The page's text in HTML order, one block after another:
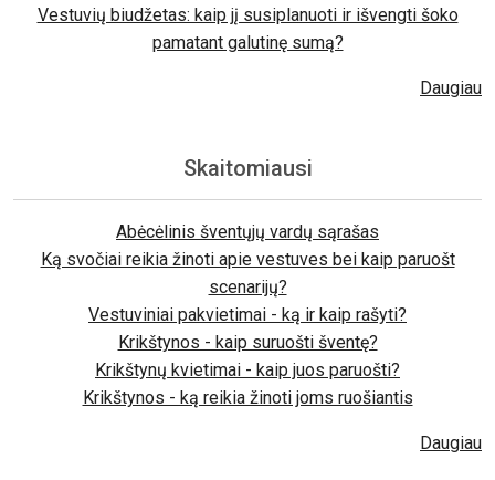
Vestuvių biudžetas: kaip jį susiplanuoti ir išvengti šoko
pamatant galutinę sumą?
Daugiau
Skaitomiausi
Abėcėlinis šventųjų vardų sąrašas
Ką svočiai reikia žinoti apie vestuves bei kaip paruošt
scenarijų?
Vestuviniai pakvietimai - ką ir kaip rašyti?
Krikštynos - kaip suruošti šventę?
Krikštynų kvietimai - kaip juos paruošti?
Krikštynos - ką reikia žinoti joms ruošiantis
Daugiau